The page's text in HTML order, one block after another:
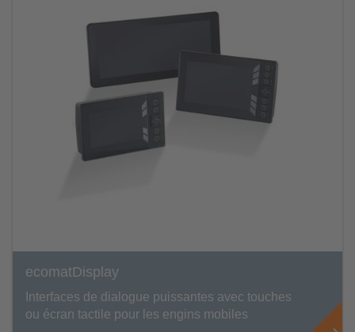
ecomatDisplay
Interfaces de dialogue puissantes avec touches
ou écran tactile pour les engins mobiles